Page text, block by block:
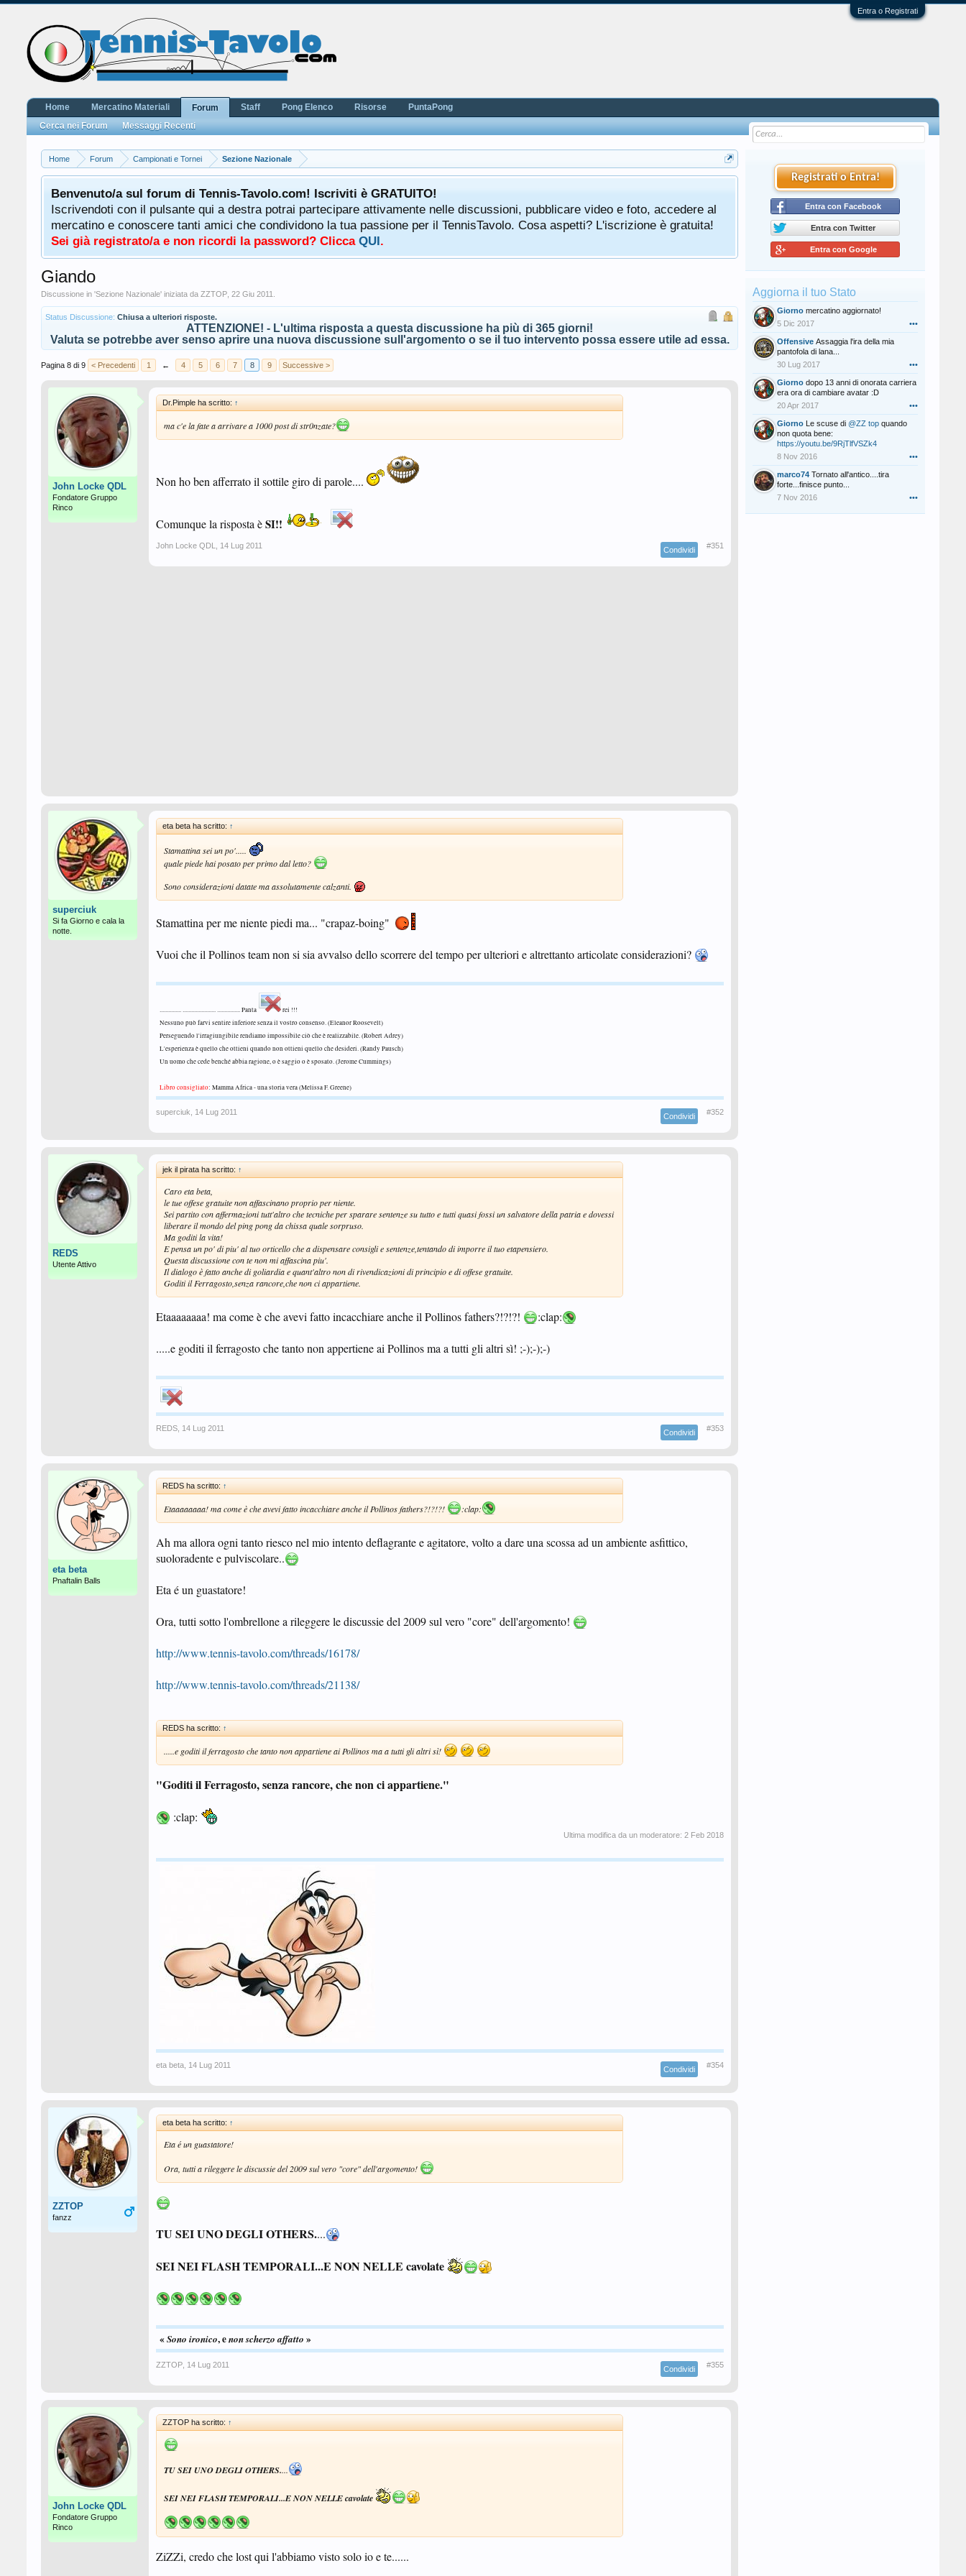
Entra o Registrati
Home Forum Campionati e Tornei Sezione Nazionale
Benvenuto/a sul forum di Tennis-Tavolo.com! Iscriviti è GRATUITO!
Iscrivendoti con il pulsante qui a destra potrai partecipare attivamente nelle discussioni, pubblicare video e foto, accedere al
mercatino e conoscere tanti amici che condividono la tua passione per il TennisTavolo. Cosa aspetti? L'iscrizione è gratuita!
Sei già registrato/a e non ricordi la password? Clicca QUI.
Giando
Discussione in 'Sezione Nazionale' iniziata da ZZTOP 22 Giu 2011
Status Discussione: Chiusa a ulteriori risposte.
ATTENZIONE! - L'ultima risposta a questa discussione ha più di 365 giorni!
Valuta se potrebbe aver senso aprire una nuova discussione sull'argomento o se il tuo intervento possa essere utile ad essa.
Pagina 8 di 9 < Precedenti 1 ← 4 5 6 7 8 9 Successive >
John Locke QDL
Fondatore Gruppo
Rinco
Dr.Pimple ha scritto: ↑
ma c'e la fate a arrivare a 1000 post di str0nzate?
Non ho ben afferrato il sottile giro di parole....
Comunque la risposta èSI!!
John Locke QDL 14 Lug 2011 Condividi #351
superciuk
Si fa Giorno e cala la
notte.
eta beta ha scritto: ↑
Stamattina sei un po'.....
quale piede hai posato per primo dal letto?
Sono considerazioni datate ma assolutamente calzanti.
Stamattina per me niente piedi ma... "crapaz-boing"
Vuoi che il Pollinos team non si sia avvalso dello scorrere del tempo per ulteriori e altrettanto articolate considerazioni?
............... ....................... ................ Panta
rei !!!
Nessuno può farvi sentire inferiore senza il vostro consenso. (Eleanor Roosevelt)
Perseguendo l'irragiungibile rendiamo impossibile ciò che è realizzabile. (Robert Adrey)
L'esperienza è quello che ottieni quando non ottieni quello che desideri. (Randy Pausch)
Un uomo che cede benché abbia ragione, o è saggio o è sposato. (Jerome Cummings)
Libro consigliato: Mamma Africa - una storia vera (Melissa F. Greene)
superciuk 14 Lug 2011 Condividi #352
REDS
Utente Attivo
jek il pirata ha scritto: ↑
Caro eta beta,
le tue offese gratuite non affascinano proprio per niente.
Sei partito con affermazioni tutt'altro che tecniche per sparare sentenze su tutto e tutti quasi fossi un salvatore della patria e dovessi
liberare il mondo del ping pong da chissa quale sorpruso.
Ma goditi la vita!
E pensa un po' di piu' al tuo orticello che a dispensare consigli e sentenze,tentando di imporre il tuo etapensiero.
Questa discussione con te non mi affascina piu'.
Il dialogo è fatto anche di goliardia e quant'altro non di rivendicazioni di principio e di offese gratuite.
Goditi il Ferragosto,senza rancore,che non ci appartiene.
Etaaaaaaaa! ma come è che avevi fatto incacchiare anche il Pollinos fathers?!?!?! :clap:
.....e goditi il ferragosto che tanto non appertiene ai Pollinos ma a tutti gli altri sì! ;-);-);-)
REDS 14 Lug 2011 Condividi #353
eta beta
Pnaftalin Balls
REDS ha scritto: ↑
Etaaaaaaaa! ma come è che avevi fatto incacchiare anche il Pollinos fathers?!?!?! :clap:
Ah ma allora ogni tanto riesco nel mio intento deflagrante e agitatore, volto a dare una scossa ad un ambiente asfittico,
suoloradente e pulviscolare..
Eta é un guastatore!
Ora, tutti sotto l'ombrellone a rileggere le discussie del 2009 sul vero "core" dell'argomento!
http://www.tennis-tavolo.com/threads/16178/
http://www.tennis-tavolo.com/threads/21138/
REDS ha scritto: ↑
.....e goditi il ferragosto che tanto non appartiene ai Pollinos ma a tutti gli altri sì!
"Goditi il Ferragosto, senza rancore, che non ci appartiene."
:clap:
Ultima modifica da un moderatore: 2 Feb 2018
eta beta 14 Lug 2011 Condividi #354
ZZTOP
fanzz
eta beta ha scritto: ↑
Eta é un guastatore!
Ora, tutti a rileggere le discussie del 2009 sul vero "core" dell'argomento!
TU SEI UNO DEGLI OTHERS....
SEI NEI FLASH TEMPORALI...E NON NELLE cavolate
«Sono ironico, enon scherzoaffatto »
ZZTOP 14 Lug 2011 Condividi #355
John Locke QDL
Fondatore Gruppo
Rinco
ZZTOP ha scritto: ↑
TU SEI UNO DEGLI OTHERS....
SEI NEI FLASH TEMPORALI...E NON NELLE cavolate
ZiZZi, credo che lost qui l'abbiamo visto solo io e te......
Registrati o Entra!
Entra con Facebook
Entra con Twitter
Entra con Google
Aggiorna il tuo Stato
Giorno mercatino aggiornato!
5 Dic 2017
•••
Offensive Assaggia l'ira della mia
pantofola di lana...
30 Lug 2017
•••
Giorno dopo 13 anni di onorata carriera
era ora di cambiare avatar :D
20 Apr 2017
•••
Giorno Le scuse di @ZZ top quando
non quota bene:
https://youtu.be/9RjTlfVSZk4
8 Nov 2016
•••
marco74 Tornato all'antico....tira
forte...finisce punto...
7 Nov 2016
•••
Home Mercatino Materiali
Forum
Cerca nei Forum
Messaggi Recenti
Staff Pong Elenco Risorse PuntaPong